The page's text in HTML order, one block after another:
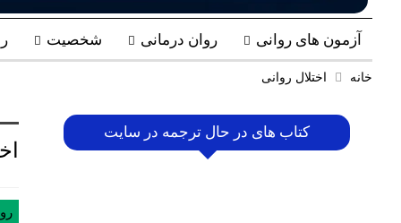
آزمون های روانی روان درمانی شخصیت
خانه اختلال روانی
کتاب های در حال ترجمه در سایت